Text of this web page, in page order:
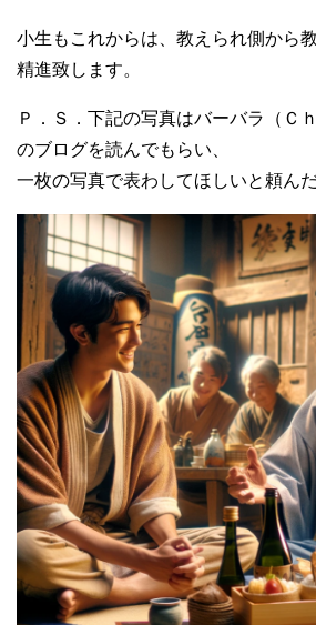
小生もこれからは、教えられ側から
精進致します。
Ｐ．Ｓ．下記の写真はバーバラ（Ｃ
のブログを読んでもらい、
一枚の写真で表わしてほしいと頼んだ